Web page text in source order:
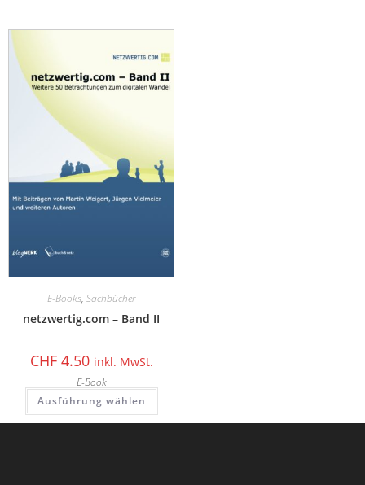
E-Books, Sachbücher
netzwertig.com – Band II
CHF4.50 inkl. MwSt.
E-Book
Ausführung wählen